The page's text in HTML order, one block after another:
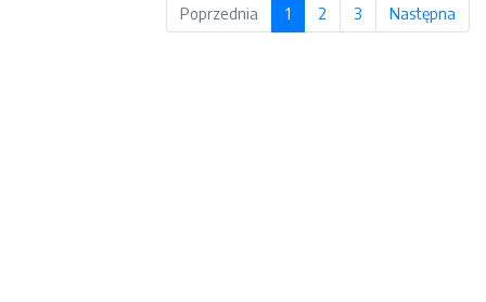
Poprzednia
1 2 3 Następna